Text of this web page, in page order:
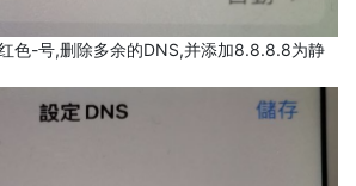
色-号,删除多余的DNS,并添加8.8.8.8为静